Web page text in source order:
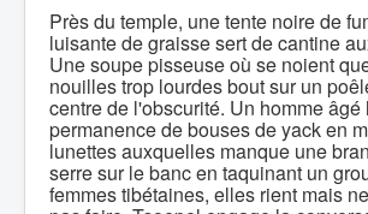
Près du temple, une tente noire de
luisante de graisse sert de cantine
Une soupe pisseuse où se noient
nouilles trop lourdes bout sur un
centre de l'obscurité. Un homme âgé
permanence de bouses de yack en
lunettes auxquelles manque une
serre sur le banc en taquinant un
femmes tibétaines, elles rient mais